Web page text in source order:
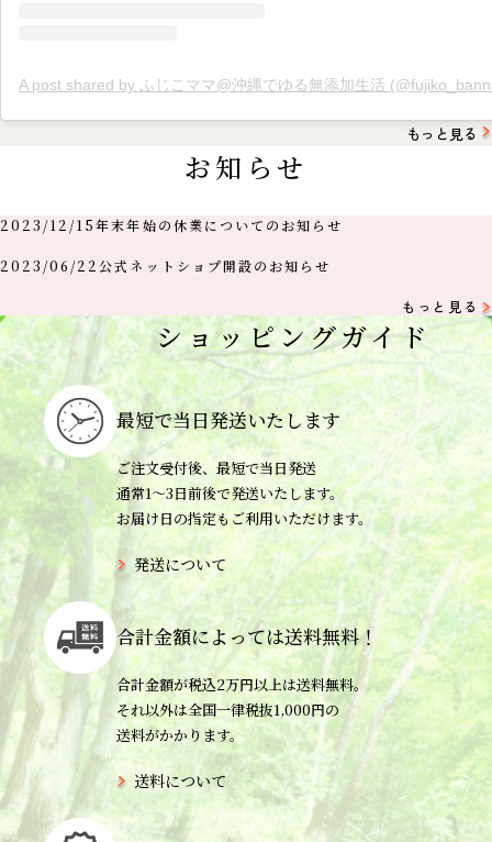
A post shared by ふじこママ@沖縄でゆる無添加生活
もっと見る
お知らせ
2023/12/15年末年始の休業についてのお知らせ
2023/06/22公式ネットショプ開設のお知らせ
もっと見る
ショッピングガイド
最短で当日発送いたします
ご注文受付後、最短で当日発送
通常1〜3日前後で発送いたします。
お届け日の指定もご利用いただけます。
発送について
合計金額によっては送料無料！
合計金額が税込2万円以上は送料無料。
それ以外は全国一律税抜1,000円の
送料がかかります。
送料について